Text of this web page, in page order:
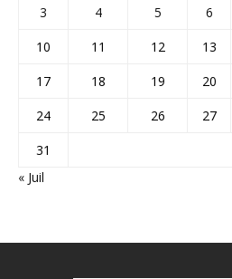
3
4 5 6
10
11 12 13
17
18 19 20
24
25 26 27
31
« Juil